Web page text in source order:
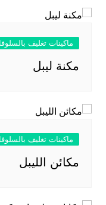
ماكينات تغليف
مكنة ليبل
ماكينات تغليف
مكائن الليبل